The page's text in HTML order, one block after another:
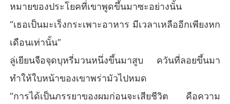
หมายของประโยคที่เขาพูดขึ้นมาซะอย่างนั้น
“เธอเป็นมะเร็งกระเพาะอาหาร มีเวลาเหลืออีกเพียงหก
เดือนเท่านั้น”
ลู่เยียนจือจุดบุหรี่มวนหนึ่งขึ้นมาสูบ ควันที่ลอยขึ้นมา
ทำให้ใบหน้าของเขาพร่ามัวไปหมด
“การได้เป็นภรรยาของผมก่อนจะเสียชีวิต คือความ